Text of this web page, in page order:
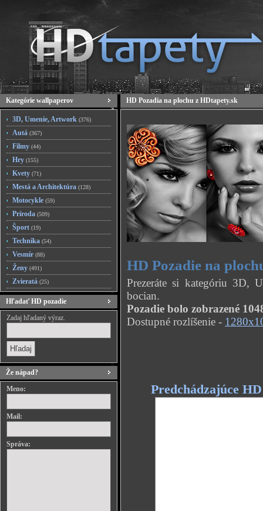
Kategórie wallpaperov
3D, Umenie, Artwork (376)
Autá (367)
Filmy (44)
Hry (155)
Kvety (71)
Mestá a Architektúra (128)
Motocykle (59)
Príroda (509)
Šport (19)
Technika (54)
Vesmír (88)
Ženy (491)
Zvieratá (25)
Hľadať HD pozadie
Zadaj hľadaný výraz.
Že nápad?
Meno:
Mail:
Správa:
HD Pozadia na plochu z HDtapety.sk
HD Pozadie na
Prezeráte si kategóriu 3D,
bocian.
Pozadie bolo zobrazené
Dostupné rozlíšenie -
Predchádzajúce